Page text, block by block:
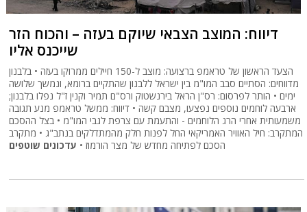
דיווח: המוצב הצבאי שיוקם בעזה – והכוח הזר
שייכנס אליו
הצעד הראשון של טראמפ ברצועה: מוצב ל-150 חיילים ממרוקו בעזה • בלבנון
מדווחים: הסתיים סבב המו"מ בין ישראל ללבנון שהתקיים ברומא, ונמשך שלושה
ימים • הותר לפרסום: רס"ן הראל בירנשטוק ורס"ם תמיר וקנין ז"ל נפלו בלבנון;
ארבעה לוחמים נוספים נפצעו, מצבם קשה • דיווח: ממשל טראמפ מנע תגובה
משמעותית אחרי הרג הלוחמים - והתעמת עם צרפת לגבי המו"מ • בצל ההסכם
המתקרב: חיל האוויר האמריקאי החל לפנות חלק מהמתדלקים בנתב"ג • מתקרב
הסכם לפתיחה מחדש של מצר הורמוז • עדכונים שוטפים